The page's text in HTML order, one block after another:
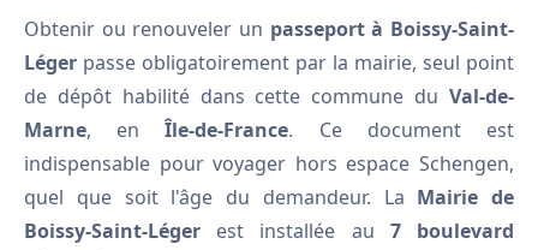
Obtenir ou renouveler un passeport à Boissy-Saint-
Léger passe obligatoirement par la mairie, seul point
de dépôt habilité dans cette commune du Val-de-
Marne, enÎle-de-France. Ce document est
indispensable pour voyager hors espace Schengen,
quel que soit l'âge du demandeur. La Mairie de
Boissy-Saint-Léger est installée au 7 boulevard